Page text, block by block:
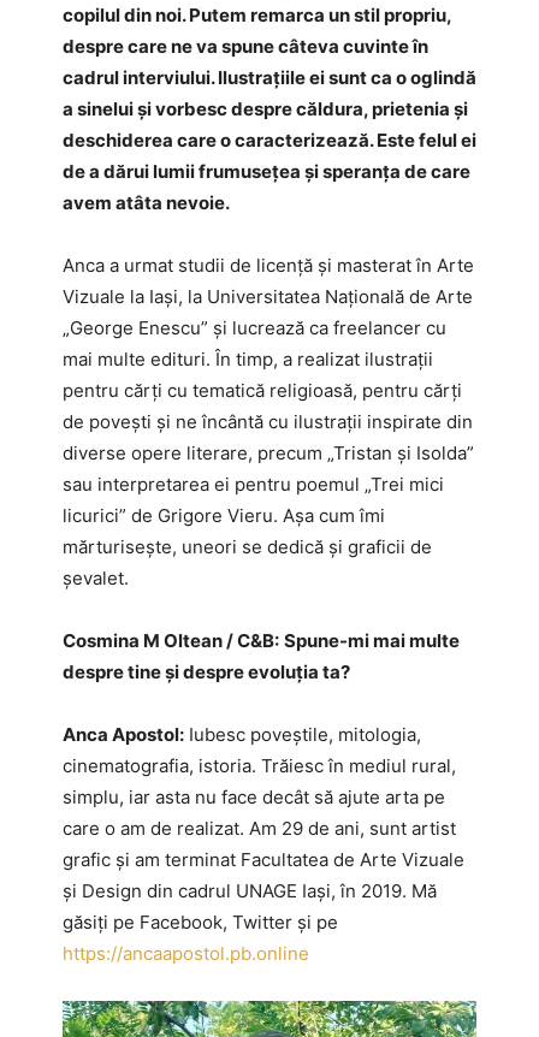
copilul din noi.Putem remarca un stil propriu,
despre care ne va spune câteva cuvinte în
cadrul interviului. Ilustrațiile ei sunt ca o oglindă
a sinelui și vorbesc despre căldura, prietenia și
deschiderea care o caracterizează. Este felul ei
de a dărui lumii frumusețea și speranța de care
avem atâta nevoie.
Anca a urmat studii de licență și masterat în Arte
Vizuale la Iași, la Universitatea Națională de Arte
„George Enescu” și lucrează ca freelancer cu
mai multe edituri. În timp, a realizat ilustrații
pentru cărți cu tematică religioasă, pentru cărți
de povești și ne încântă cu ilustrații inspirate din
diverse opere literare, precum „Tristan și Isolda”
sau interpretarea ei pentru poemul „Trei mici
licurici” de Grigore Vieru. Așa cum îmi
mărturisește, uneori se dedică și graficii de
șevalet.
Cosmina M Oltean / C&B: Spune-mi mai multe
despre tine și despre evoluția ta?
Anca Apostol: Iubesc poveștile, mitologia,
cinematografia, istoria. Trăiesc în mediul rural,
simplu, iar asta nu face decât să ajute arta pe
care o am de realizat. Am 29 de ani, sunt artist
grafic și am terminat Facultatea de Arte Vizuale
și Design din cadrul UNAGE Iași, în 2019. Mă
găsiți pe Facebook, Twitter și pe
https://ancaapostol.pb.online